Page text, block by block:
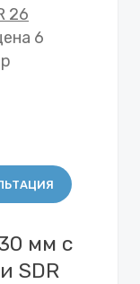
26
6
мм с
SDR